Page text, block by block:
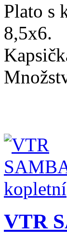
Plato s
8,5x6.
VTR